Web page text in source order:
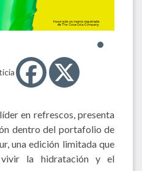
en refrescos, presenta
dentro del portafolio de
una edición limitada que
la hidratación y el